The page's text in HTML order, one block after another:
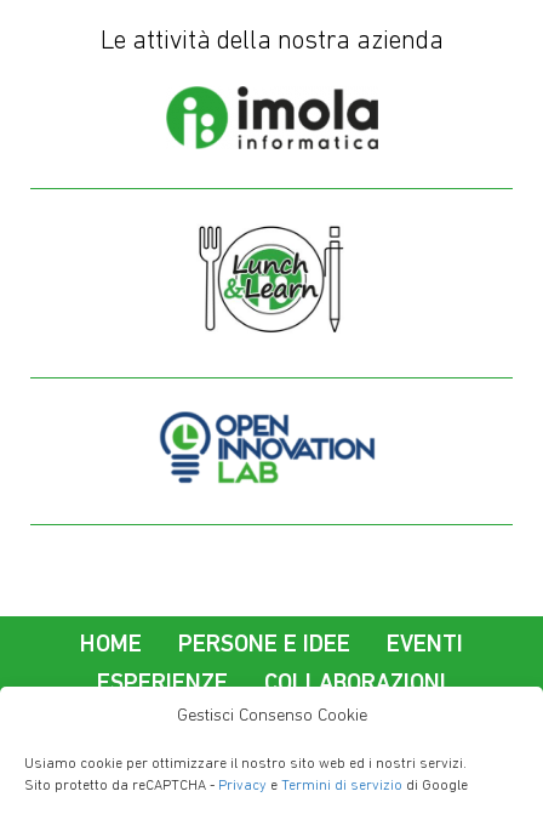
Gestisci Consenso Cookie
Usiamo cookie per ottimizzare il nostro sito web ed i nostri servizi.
Sito protetto da reCAPTCHA - Privacy e Termini di servizio di Google
Le attività della nostra azienda
HOME PERSONE E IDEE
EVENTI
ESPERIENZE
COLLABORAZIONI
Lavorare a Imola Informatica
Contatti